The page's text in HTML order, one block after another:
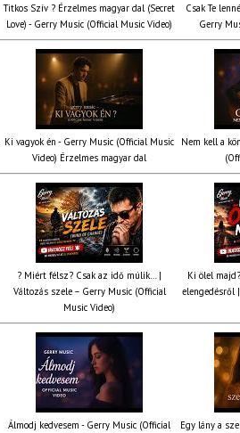
Titkos Szív ? Érzelmes magyar dal (Secret
Love) - Gerry Music (Official Music Video)
Csak Te
Gerry
Ki vagyok én - Gerry Music (Official Music
Video) Érzelmes magyar dal
Nem kell a
? Miért félsz? Csak az idő múlik… |
Változás szele – Gerry Music (Official
Music Video)
Ki ölel
elengedésről
Álmodj kedvesem - Gerry Music (Official
Egy lány a